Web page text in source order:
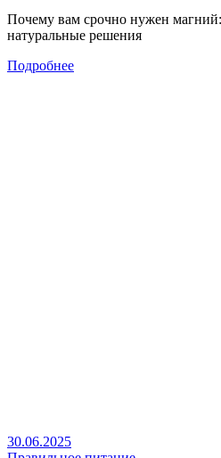
Почему вам срочно нужен
натуральные решения
Подробнее
30.06.2025